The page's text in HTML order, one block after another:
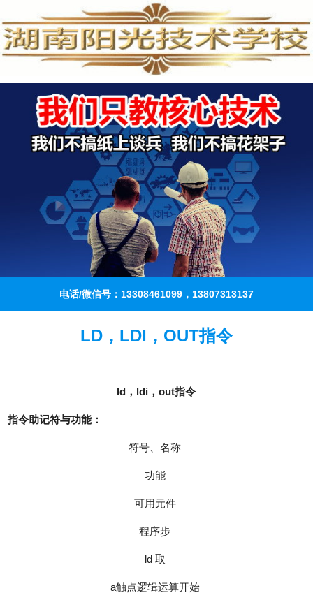
电话/微信号：13308461099，13807313137
LD，LDI，OUT指令
ld ，ldi，out指令
指令助记符与功能：
符号、名称
功能
可用元件
程序步
ld 取
a触点逻辑运算开始